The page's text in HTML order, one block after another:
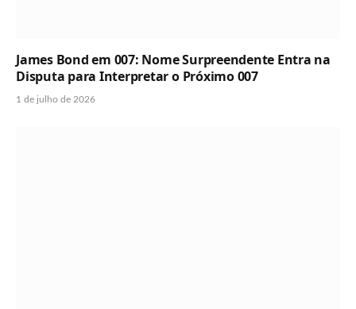
James Bond em 007: Nome Surpreendente Entra na
Disputa para Interpretar o Próximo 007
1 de julho de 2026